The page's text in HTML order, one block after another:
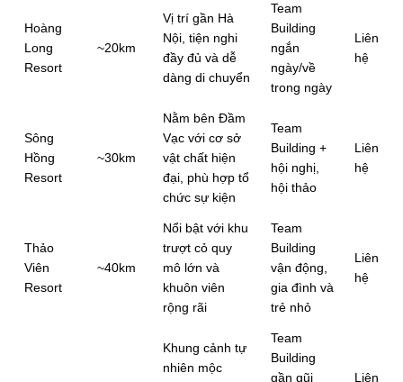
Hoàng
Long
Resort
~20km
Vị trí gần Hà
Nội, tiện nghi
đầy đủ và dễ
dàng di chuyển
Team
Building
ngắn
ngày/về
trong ngày
Liên
hệ
Sông
Hồng
Resort
~30km
Nằm bên Đầm
Vạc với cơ sở
vật chất hiện
đại, phù hợp tổ
chức sự kiện
Team
Building +
hội nghị,
hội thảo
Liên
hệ
Thảo
Viên
Resort
~40km
Nổi bật với khu
trượt cỏ quy
mô lớn và
khuôn viên
rộng rãi
Team
Building
vận động,
gia đình và
trẻ nhỏ
Liên
hệ
Khung cảnh tự
nhiên mộc
Team
Building
gần gũi
Liên